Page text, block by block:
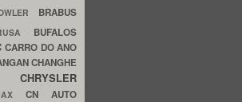
BRABUS
BUFALOS
CARRO DO ANO
CHANGHE
CHRYSLER
CN AUTO